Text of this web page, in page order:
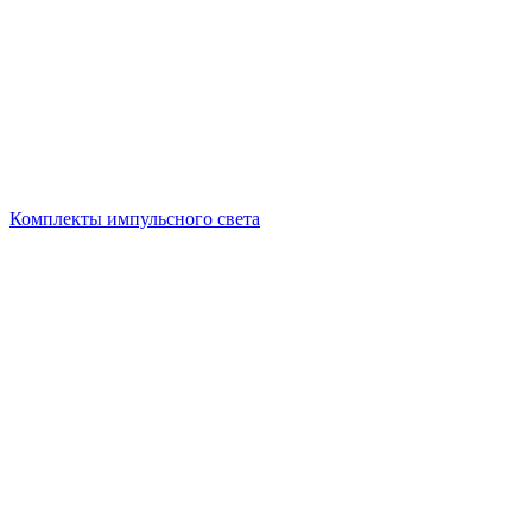
Комплекты импульсного света